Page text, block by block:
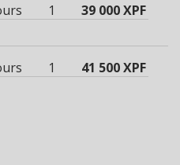
1 39 000 XPF
1 41 500 XPF